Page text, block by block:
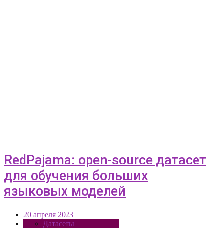
RedPajama: open-source датасет
для обучения больших
языковых моделей
20 апреля 2023
Датасеты